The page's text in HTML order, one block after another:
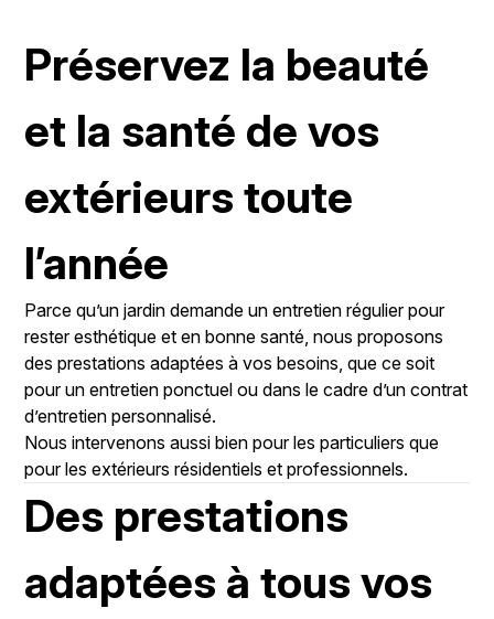
Préservez la beauté
et la santé de vos
extérieurs toute
l’année
Parce qu’un jardin demande un entretien régulier pour
rester esthétique et en bonne santé, nous proposons
des prestations adaptées à vos besoins, que ce soit
pour un entretien ponctuel ou dans le cadre d’un contrat
d’entretien personnalisé.
Nous intervenons aussi bien pour les particuliers que
pour les extérieurs résidentiels et professionnels.
Des prestations
adaptées à tous vos